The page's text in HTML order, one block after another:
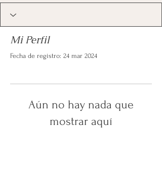
Mi Perfil
Fecha de registro: 24 mar 2024
Aún no hay nada que
mostrar aquí